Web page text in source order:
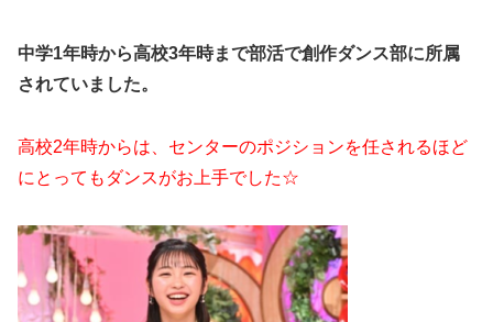
中学1年時から高校3年時まで部活で創作ダンス部に所属
されていました。
高校2年時からは、センターのポジションを任されるほど
にとってもダンスがお上手でした☆